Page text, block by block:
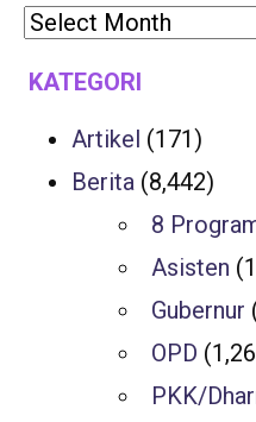
KATEGORI
Artikel (171)
Berita (8,442)
8
Asisten
Gubernur
OPD
PKK/